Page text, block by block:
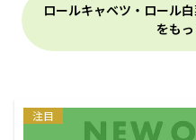
ロールキャベツ・ロール
をも
注目